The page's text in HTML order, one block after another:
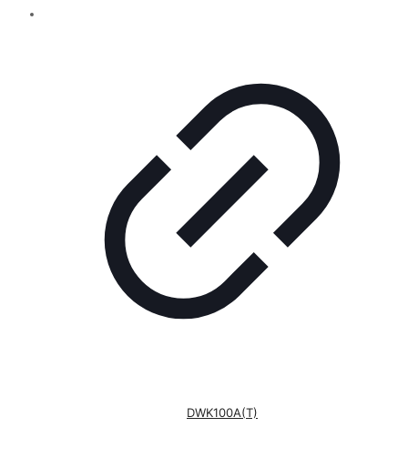
DWK100A(T)